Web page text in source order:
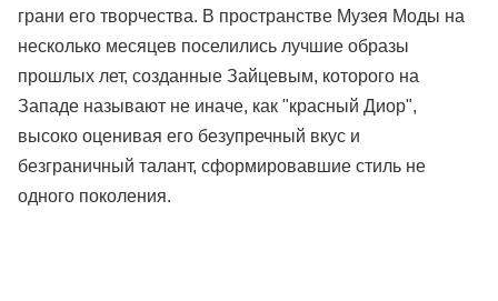
грани его творчества. В пространстве Музея Моды на
несколько месяцев поселились лучшие образы
прошлых лет, созданные Зайцевым, которого на
Западе называют не иначе, как "красный Диор",
высоко оценивая его безупречный вкус и
безграничный талант, сформировавшие стиль не
одного поколения.